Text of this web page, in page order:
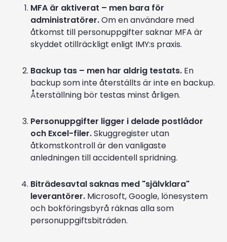
MFA är aktiverat – men bara för
administratörer.Om en användare med
åtkomst till personuppgifter saknar MFA är
skyddet otillräckligt enligt IMY:s praxis.
Backup tas – men har aldrig testats. En
backup som inte återställts är inte en backup.
Återställning bör testas minst årligen.
Personuppgifter ligger i delade postlådor
och Excel-filer.Skuggregister utan
åtkomstkontroll är den vanligaste
anledningen till accidentell spridning.
Biträdesavtal saknas med "självklara"
leverantörer. Microsoft, Google, lönesystem
och bokföringsbyrå räknas alla som
personuppgiftsbiträden.